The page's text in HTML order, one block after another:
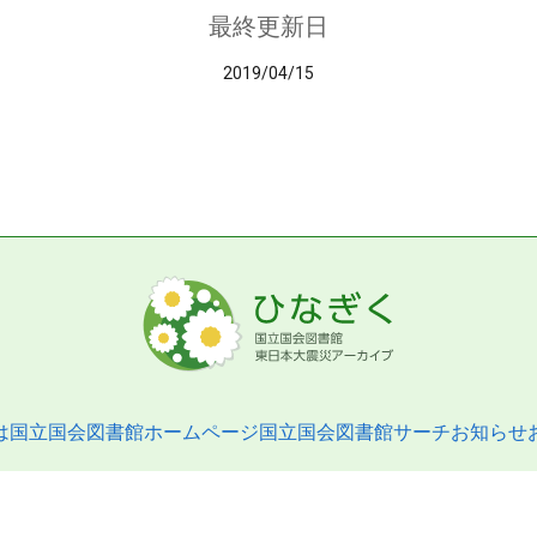
最終更新日
2019/04/15
国立国会図書館ホームページ国立国会図書館サーチお知らせ